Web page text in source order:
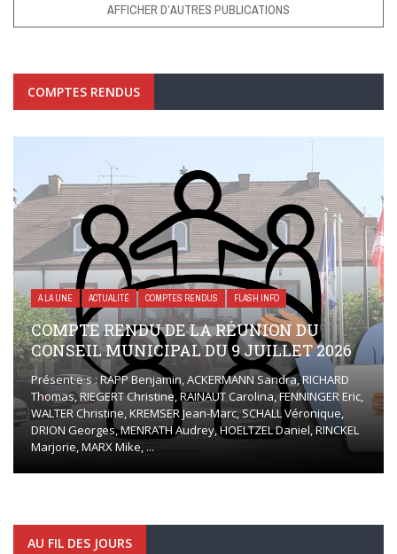
AFFICHER D’AUTRES PUBLICATIONS
COMPTES RENDUS
A LA UNE ACTUALITÉ COMPTES RENDUS FLASH INFO
COMPTE RENDU DE LA RÉUNION DU
CONSEIL MUNICIPAL DU 9 JUILLET 2026
Présent·e·s : RAPP Benjamin, ACKERMANN Sandra, RICHARD
Thomas, RIEGERT Christine, RAINAUT Carolina, FENNINGER Eric,
WALTER Christine, KREMSER Jean-Marc, SCHALL Véronique,
DRION Georges, MENRATH Audrey, HOELTZEL Daniel, RINCKEL
Marjorie, MARX Mike, ...
AU FIL DES JOURS